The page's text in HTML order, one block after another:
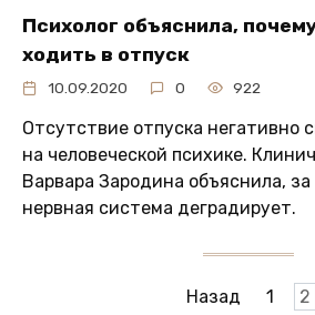
Психолог объяснила,
ходить в отпуск
10.09.2020 0 922
Отсутствие отпуска негативно
на человеческой психике.
Варвара Зародина объяснила,
нервная система деградирует.
Назад 1 2